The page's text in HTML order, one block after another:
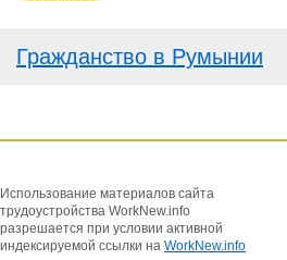
Гражданство в Румынии
Использование материалов сайта
трудоустройства WorkNew.info
разрешается при условии активной
индексируемой ссылки на WorkNew.info